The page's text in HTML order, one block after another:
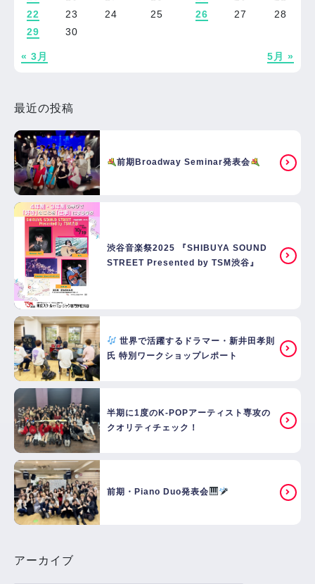
« 3月 5月 »
22
23 24 25 26 27
28
29
30
最近の投稿
前期Broadway Seminar発表会
渋谷音楽祭2025 『SHIBUYA SOUND
STREET Presented by TSM渋谷』
世界で活躍するドラマー・新井田孝則
氏 特別ワークショップレポート
半期に1度のK-POPアーティスト専攻の
クオリティチェック！
前期・Piano Duo発表会
アーカイブ